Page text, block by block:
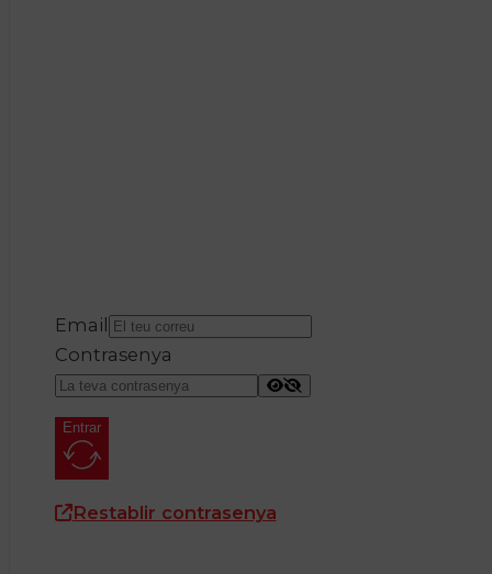
Email
Contrasenya
Entrar
Restablir contrasenya